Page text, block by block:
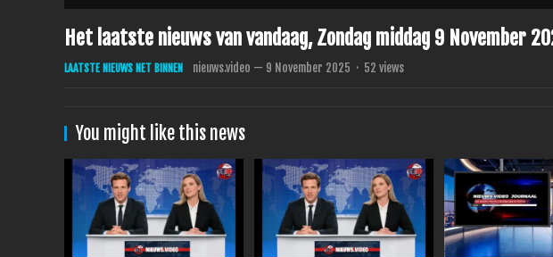
Het laatste nieuws van vandaag, Zondag middag 9 November
LAATSTE NIEUWS NET BINNEN nieuws.video — 9 November 2025 · 52 views
You might like this news